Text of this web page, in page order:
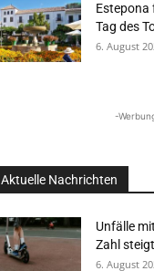
Estepona
Tag des
6. August
-
Aktuelle Nachrichten
Unfälle
Zahl
6. August